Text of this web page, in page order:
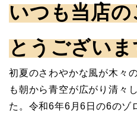
ン
サ
ー
ビ
グ
ロ
グ
神
いつも当店
とうございま
初夏のさわやかな風が木々
も朝から青空が広がり清々
た。令和6年6月6日の6のゾ